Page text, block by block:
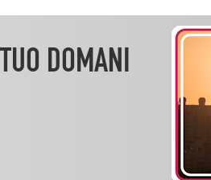
DOMANI